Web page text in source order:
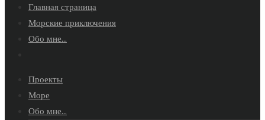
Главная страница
Морские приключения
Обо мне…
search
Проекты
Море
Обо мне…